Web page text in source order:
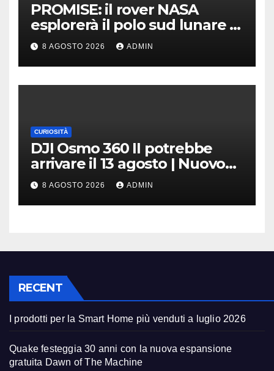
PROMISE: il rover NASA
esplorerà il polo sud lunare |
Cosa sappiamo
8 AGOSTO 2026 ADMIN
CURIOSITÀ
DJI Osmo 360 II potrebbe
arrivare il 13 agosto | Nuovo
teaser
8 AGOSTO 2026 ADMIN
RECENT
I prodotti per la Smart Home più venduti a luglio 2026
Quake festeggia 30 anni con la nuova espansione
gratuita Dawn of The Machine